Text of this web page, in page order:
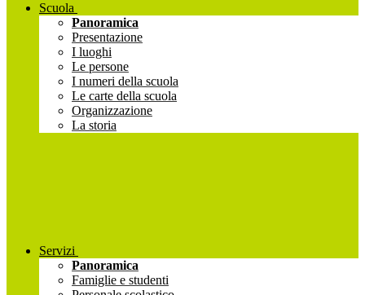
Scuola
Panoramica
Presentazione
I luoghi
Le persone
I numeri della scuola
Le carte della scuola
Organizzazione
La storia
Servizi
Panoramica
Famiglie e studenti